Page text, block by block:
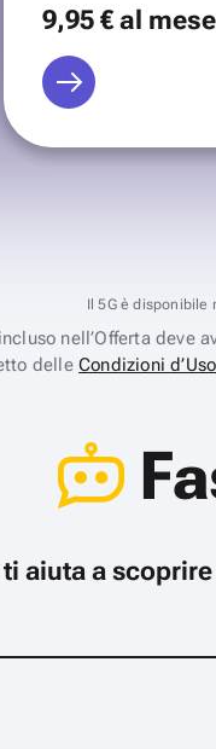
9,95 €al mese
Il 5G è disponibile
nell’Offerta deve
delleCondizioni
aiuta a